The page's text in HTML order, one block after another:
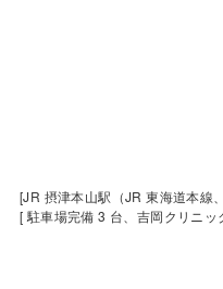
[JR 摂津本山駅（JR 東海道本線
[ 駐車場完備 3 台、吉岡クリニッ